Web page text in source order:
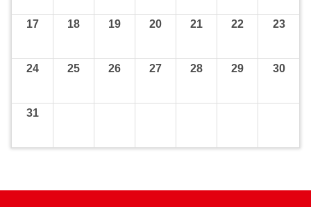
17 18 19 20 21 22 23
24 25 26 27 28 29 30
31